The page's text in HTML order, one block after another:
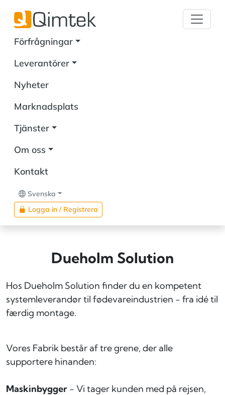
Förfrågningar
Leverantörer
Nyheter
Marknadsplats
Tjänster
Om oss
Kontakt
Svenska
Logga in / Registrera
Dueholm Solution
Hos Dueholm Solution finder du en kompetent
systemleverandør til fødevareindustrien - fra idé til
færdig montage.
Vores Fabrik består af tre grene, der alle
supportere hinanden:
Maskinbygger - Vi tager kunden med på rejsen,